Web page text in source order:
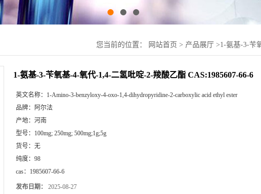
您当前的位置： 网站首页 > 产品展厅 >1-氨基-3-苄
1-氨基-3-苄氧基-4-氧代-1,4-二氢吡啶-2-羧酸乙酯 CAS:1985607-66-6
英文名称： 1-Amino-3-benzyloxy-4-oxo-1,4-dihydropyridine-2-carboxylic acid ethyl ester
品牌：
阿尔法
产地： 河南
型号： 100mg; 250mg; 500mg;1g;5g
货号： 无
纯度： 98
cas： 1985607-66-6
发布日期： 2025-08-27